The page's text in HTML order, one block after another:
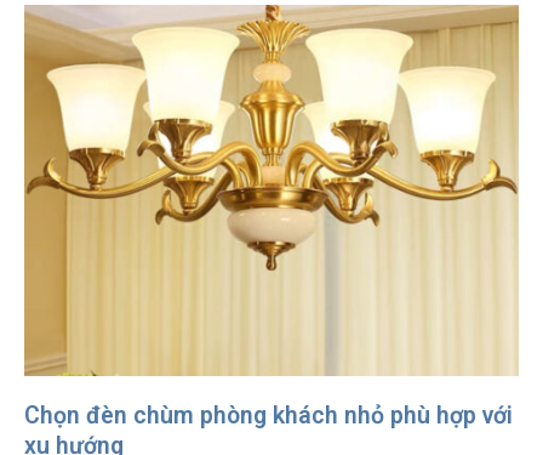
Chọn đèn chùm phòng khách nhỏ phù hợp với
xu hướng